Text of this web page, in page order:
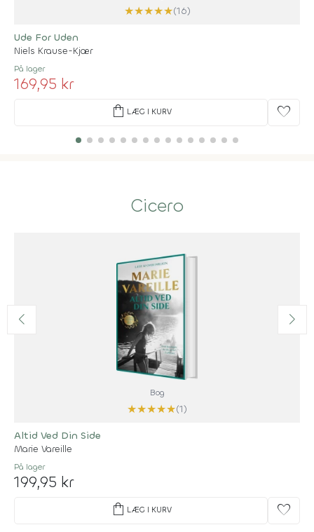
★★★★★(16)
Ude For Uden
Niels Krause-Kjær
På lager
169,95 kr
shopping_bag LÆG I KURV favorite
Cicero
Bog
★★★★★(1)
Altid Ved Din Side
Marie Vareille
På lager
199,95 kr
shopping_bag LÆG I KURV favorite